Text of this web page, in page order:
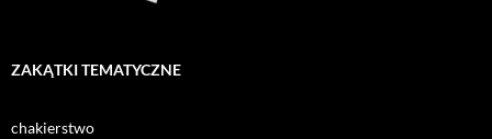
ZAKĄTKI TEMATYCZNE
chakierstwo